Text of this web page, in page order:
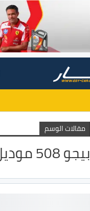
مقالات الوسم
بيجو 508 موديل 2020